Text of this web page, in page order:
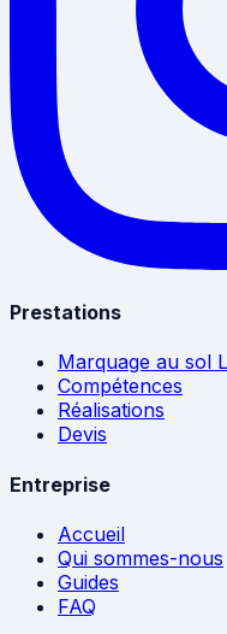
Prestations
Marquage au sol
Compétences
Réalisations
Devis
Entreprise
Accueil
Qui sommes-nous
Guides
FAQ